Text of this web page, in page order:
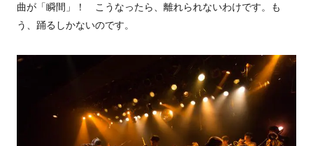
曲が「瞬間」！ こうなったら、離れられないわけです。も
う、踊るしかないのです。